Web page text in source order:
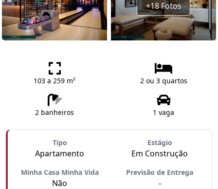
+18 Fotos
103 a 259 m² 2 ou 3 quartos
2 banheiros 1 vaga
Tipo
Apartamento
Estágio
Em Construção
Minha Casa Minha Vida
Não
Previsão de Entrega
-